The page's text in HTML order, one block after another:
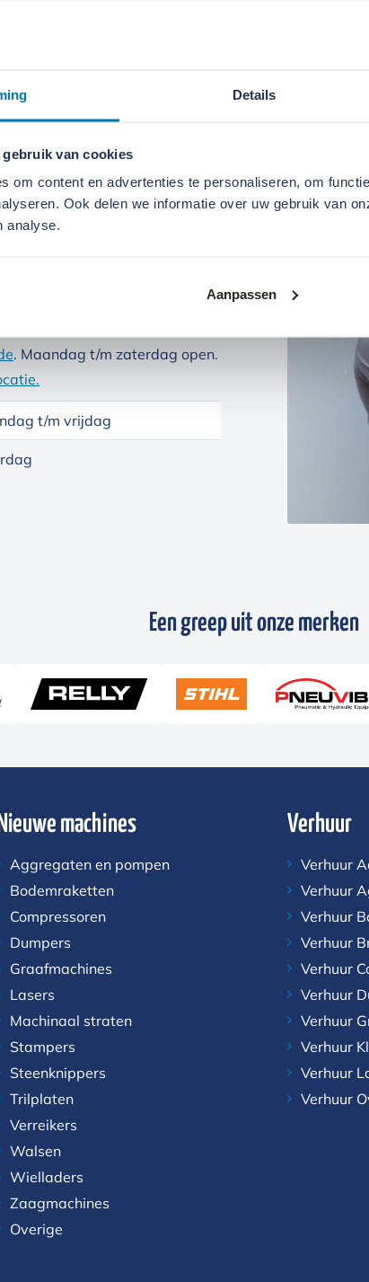
Details
gebruik van cookies
om content en advertenties te personaliseren, om
Ook delen we informatie over uw gebruik van
analyse.
Aanpassen
. Maandag t/m zaterdag open.
t/m vrijdag
Een greep uit onze merken
Nieuwe machines
Aggregaten en pompen
Bodemraketten
Compressoren
Dumpers
Graafmachines
Lasers
Machinaal straten
Stampers
Steenknippers
Trilplaten
Verreikers
Walsen
Wielladers
Zaagmachines
Overige
Verhuur
Verhuur
Verhuur
Verhuur
Verhuur
Verhuur
Verhuur
Verhuur
Verhuur
Verhuur
Verhuur